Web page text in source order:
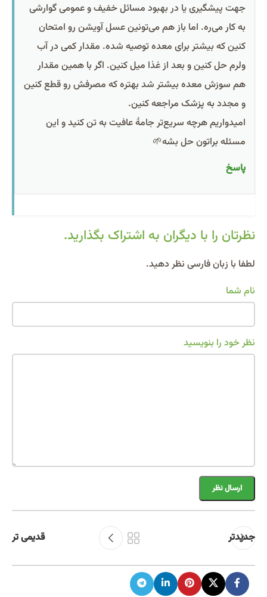
جهت پیشگیری یا در بهبود مسائل خفیف و عمومی گوارشی
به کار می‌ره. اما باز هم می‌تونین عسل آویشن رو امتحان
کنین که بیشتر برای معده توصیه شده. مقدار کمی در آب
ولرم حل کنین و بعد از غذا میل کنین. اگر با همین مقدار
هم سوزش معده بیشتر شد بهتره که مصرفش رو قطع کنین
و مجدد به پزشک مراجعه کنین.
امیدواریم هرچه سریع‌تر جامۀ عافیت به تن کنید و این
مسئله براتون حل بشه🌱
پاسخ
نظرتان را با دیگران به اشتراک بگذارید.
لطفا با زبان فارسی نظر دهید.
نام شما
نظر خود را بنویسید
Alternative:
جدیدتر قدیمی تر